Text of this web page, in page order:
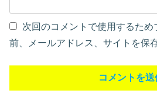
次回のコメントで使用するため
前、メールアドレス、サイトを保